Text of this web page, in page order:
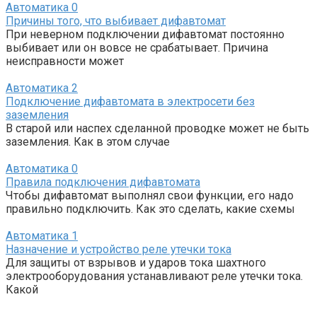
Автоматика 0
Причины того, что выбивает дифавтомат
При неверном подключении дифавтомат постоянно
выбивает или он вовсе не срабатывает. Причина
неисправности может
Автоматика 2
Подключение дифавтомата в электросети без
заземления
В старой или наспех сделанной проводке может не быть
заземления. Как в этом случае
Автоматика 0
Правила подключения дифавтомата
Чтобы дифавтомат выполнял свои функции, его надо
правильно подключить. Как это сделать, какие схемы
Автоматика 1
Назначение и устройство реле утечки тока
Для защиты от взрывов и ударов тока шахтного
электрооборудования устанавливают реле утечки тока.
Какой